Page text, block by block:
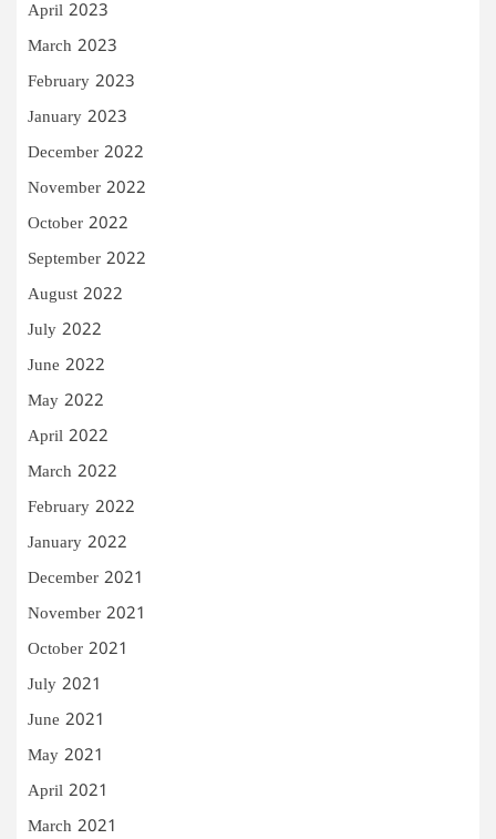
April 2023
March 2023
February 2023
January 2023
December 2022
November 2022
October 2022
September 2022
August 2022
July 2022
June 2022
May 2022
April 2022
March 2022
February 2022
January 2022
December 2021
November 2021
October 2021
July 2021
June 2021
May 2021
April 2021
March 2021